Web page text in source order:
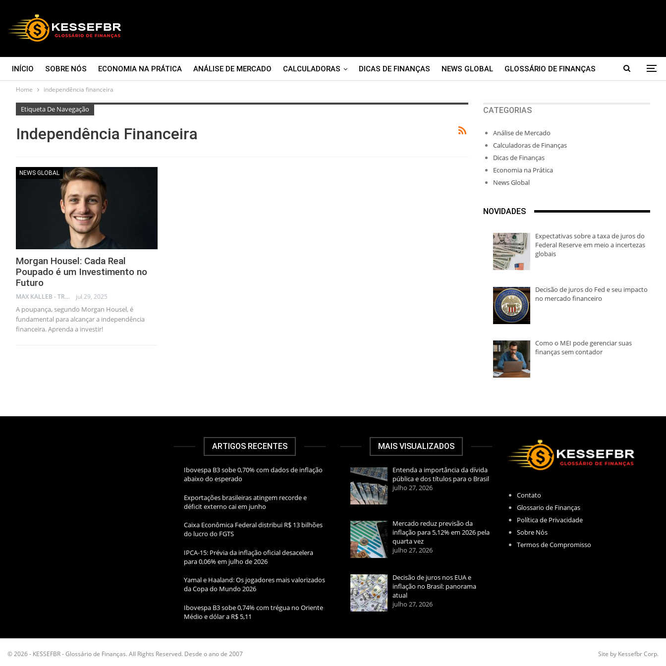
INÍCIO SOBRE NÓS ECONOMIA NA PRÁTICA ANÁLISE DE MERCADO CALCULADORAS DICAS DE FINANÇAS NEWS GLOBAL GLOSSÁRIO DE FINANÇAS
CONTATO
Home independência financeira
Etiqueta De Navegação
Independência Financeira
NEWS GLOBAL
Morgan Housel: Cada Real
Poupado é um Investimento no
Futuro
MAX KALLEB - TRADER jul 29, 2025
A poupança, segundo Morgan Housel, é
fundamental para alcançar a independência
financeira. Aprenda a investir!
CATEGORIAS
Análise de Mercado
Calculadoras de Finanças
Dicas de Finanças
Economia na Prática
News Global
NOVIDADES
Expectativas sobre a taxa de juros do
Federal Reserve em meio a incertezas
globais
Decisão de juros do Fed e seu impacto
no mercado financeiro
Como o MEI pode gerenciar suas
finanças sem contador
ARTIGOS RECENTES
Ibovespa B3 sobe 0,70% com dados de inflação
abaixo do esperado
Exportações brasileiras atingem recorde e
déficit externo cai em junho
Caixa Econômica Federal distribui R$ 13 bilhões
do lucro do FGTS
IPCA-15: Prévia da inflação oficial desacelera
para 0,06% em julho de 2026
Yamal e Haaland: Os jogadores mais valorizados
da Copa do Mundo 2026
Ibovespa B3 sobe 0,74% com trégua no Oriente
Médio e dólar a R$ 5,11
MAIS VISUALIZADOS
Entenda a importância da dívida
pública e dos títulos para o Brasil
julho 27, 2026
Mercado reduz previsão da
inflação para 5,12% em 2026 pela
quarta vez
julho 27, 2026
Decisão de juros nos EUA e
inflação no Brasil: panorama
atual
julho 27, 2026
Contato
Glossario de Finanças
Política de Privacidade
Sobre Nós
Termos de Compromisso
© 2026 - KESSEFBR - Glossário de Finanças. All Rights Reserved. Desde o ano de 2007 Site by Kessefbr Corp.